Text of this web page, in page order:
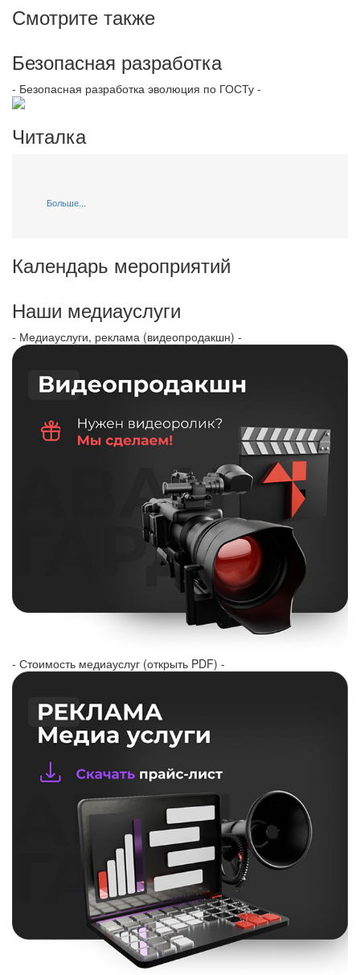
Смотрите также
Безопасная разработка
- Безопасная разработка эволюция по ГОСТу -
Читалка
Больше...
Календарь мероприятий
Наши медиауслуги
- Медиауслуги, реклама (видеопродакшн) -
- Стоимость медиауслуг (открыть PDF) -